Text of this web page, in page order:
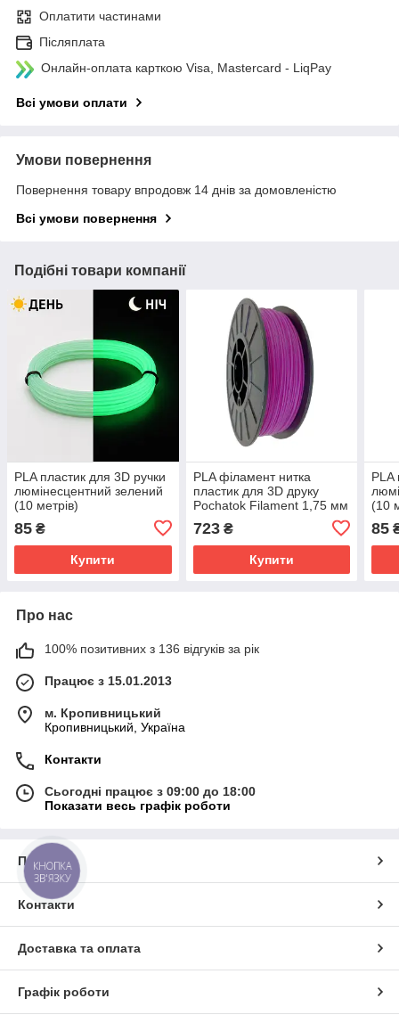
Оплатити частинами
Післяплата
Онлайн-оплата карткою Visa, Mastercard - LiqPay
Всі умови оплати
Умови повернення
Повернення товару впродовж 14 днів за домовленістю
Всі умови повернення
Подібні товари компанії
PLA пластик для 3D ручки
люмінесцентний зелений
(10 метрів)
85 ₴
Купити
PLA філамент нитка
пластик для 3D друку
Pochatok Filament 1,75 мм
Люмінесцентний
723₴
Купити
PLA
(10
85
Про нас
100% позитивних з 136 відгуків за рік
Працює з 15.01.2013
м. Кропивницький
Кропивницький, Україна
Контакти
Сьогодні працює з 09:00 до 18:00
Показати весь графік роботи
Про нас
Контакти
Доставка та оплата
Графік роботи
КНОПКА
ЗВ'ЯЗКУ